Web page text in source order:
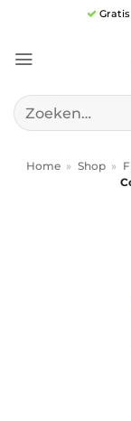
inhoud
Zoeken
naar:
Home » Shop »